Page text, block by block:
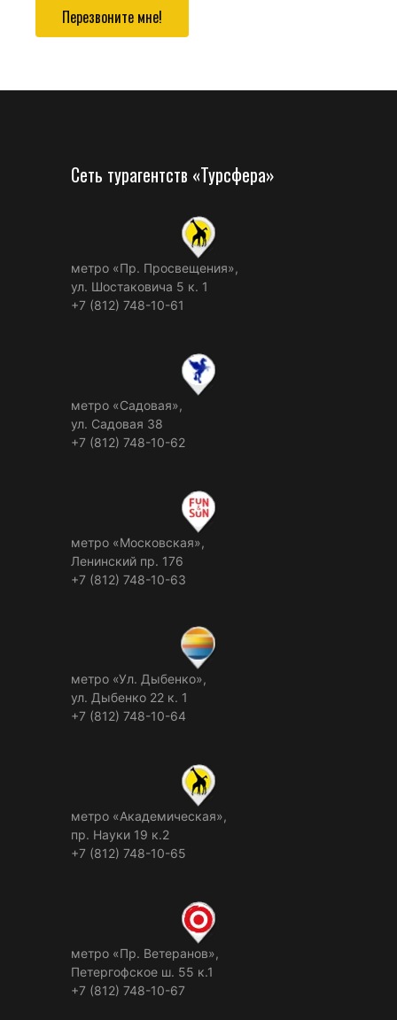
Перезвоните мне!
Сеть турагентств «Турсфера»
метро «Пр. Просвещения»,
ул. Шостаковича 5 к. 1
+7 (812) 748-10-61
метро «Садовая»,
ул. Садовая 38
+7 (812) 748-10-62
метро «Московская»,
Ленинский пр. 176
+7 (812) 748-10-63
метро «Ул. Дыбенко»,
ул. Дыбенко 22 к. 1
+7 (812) 748-10-64
метро «Академическая»,
пр. Науки 19 к.2
+7 (812) 748-10-65
метро «Пр. Ветеранов»,
Петергофское ш. 55 к.1
+7 (812) 748-10-67